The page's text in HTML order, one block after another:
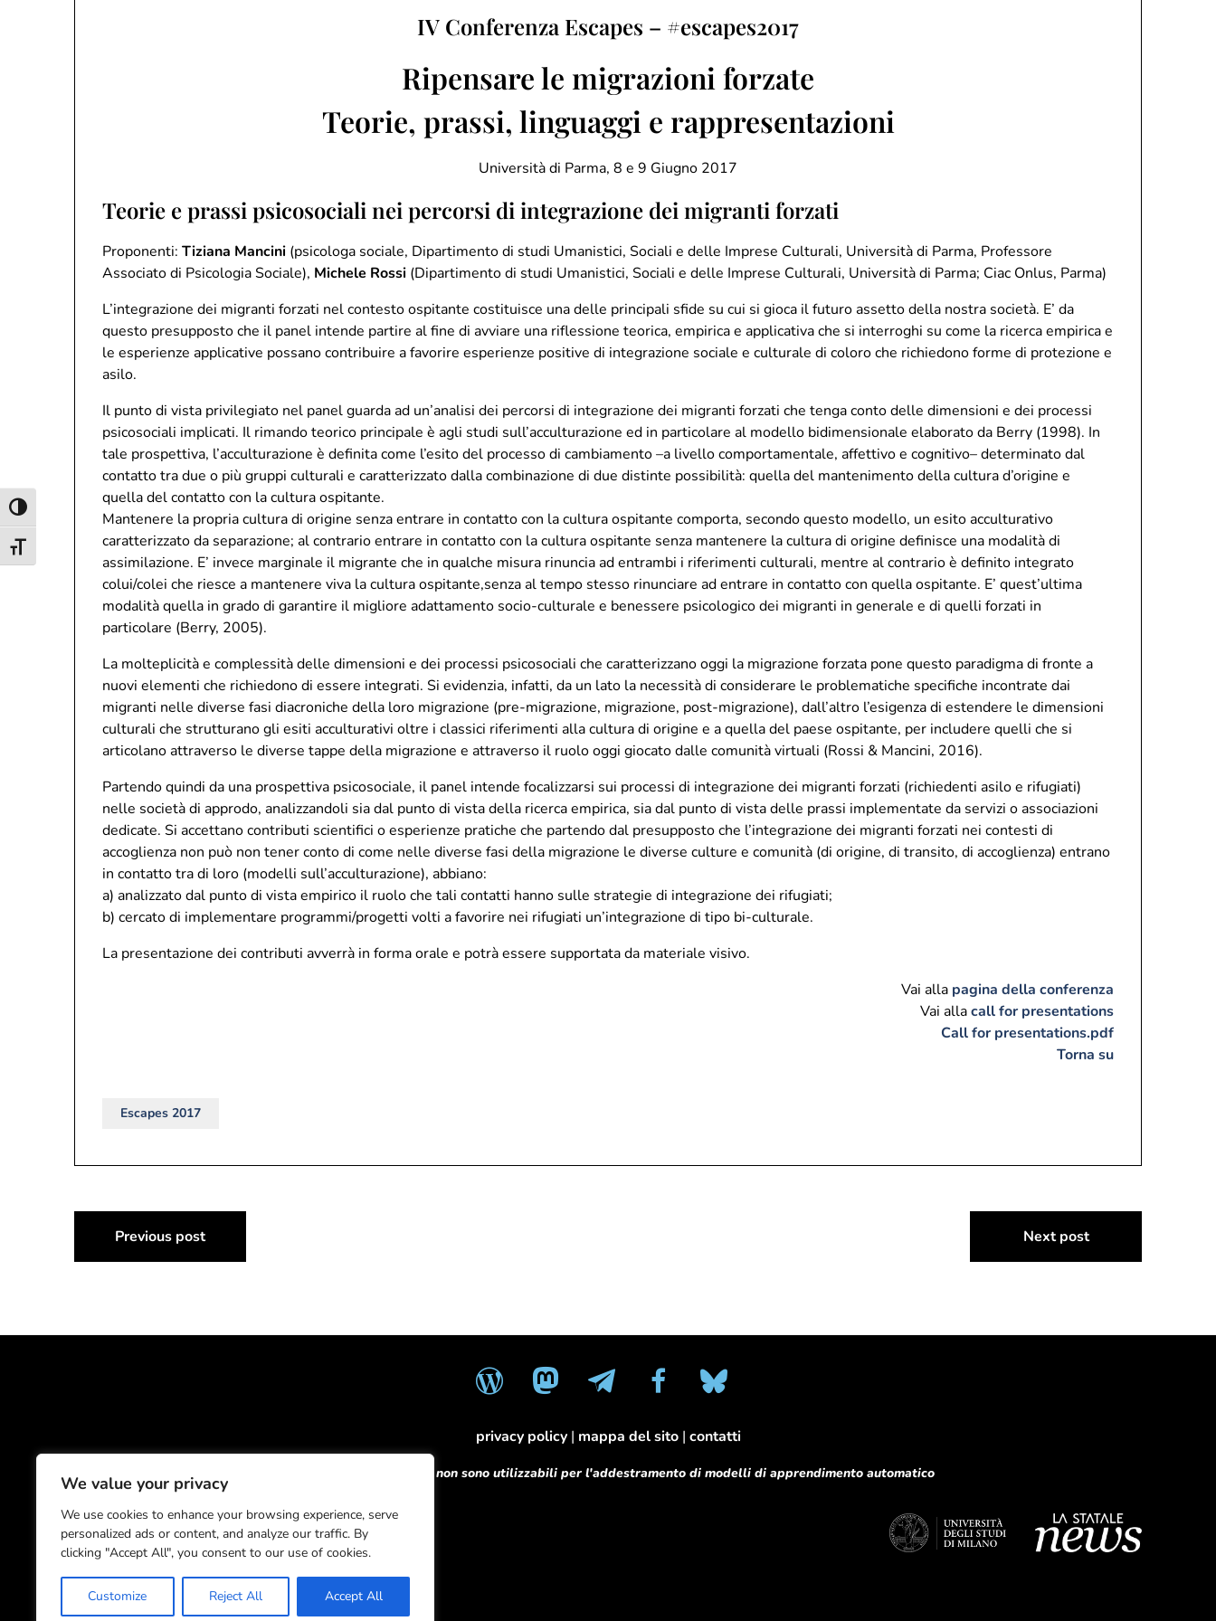
We value your privacy
We use cookies to enhance your browsing experience, serve
personalized ads or content, and analyze our traffic. By
clicking "Accept All", you consent to our use of cookies.
Customize Reject All Accept All
Attiva/disattiva alto contrasto
Attiva/disattiva dimensione testo
IV Conferenza Escapes – #escapes2017
Ripensare le migrazioni forzate
Teorie, prassi, linguaggi e rappresentazioni
Università di Parma, 8 e 9 Giugno 2017
Teorie e prassi psicosociali nei percorsi di integrazione dei migranti forzati
Proponenti: Tiziana Mancini (psicologa sociale, Dipartimento di studi Umanistici, Sociali e delle Imprese Culturali, Università di Parma, Professore
Associato di Psicologia Sociale), Michele Rossi (Dipartimento di studi Umanistici, Sociali e delle Imprese Culturali, Università di Parma; Ciac Onlus, Parma)
L’integrazione dei migranti forzati nel contesto ospitante costituisce una delle principali sfide su cui si gioca il futuro assetto della nostra società. E’ da
questo presupposto che il panel intende partire al fine di avviare una riflessione teorica, empirica e applicativa che si interroghi su come la ricerca empirica e
le esperienze applicative possano contribuire a favorire esperienze positive di integrazione sociale e culturale di coloro che richiedono forme di protezione e
asilo.
Il punto di vista privilegiato nel panel guarda ad un’analisi dei percorsi di integrazione dei migranti forzati che tenga conto delle dimensioni e dei processi
psicosociali implicati. Il rimando teorico principale è agli studi sull’acculturazione ed in particolare al modello bidimensionale elaborato da Berry (1998). In
tale prospettiva, l’acculturazione è definita come l’esito del processo di cambiamento –a livello comportamentale, affettivo e cognitivo– determinato dal
contatto tra due o più gruppi culturali e caratterizzato dalla combinazione di due distinte possibilità: quella del mantenimento della cultura d’origine e
quella del contatto con la cultura ospitante.
Mantenere la propria cultura di origine senza entrare in contatto con la cultura ospitante comporta, secondo questo modello, un esito acculturativo
caratterizzato da separazione; al contrario entrare in contatto con la cultura ospitante senza mantenere la cultura di origine definisce una modalità di
assimilazione. E’ invece marginale il migrante che in qualche misura rinuncia ad entrambi i riferimenti culturali, mentre al contrario è definito integrato
colui/colei che riesce a mantenere viva la cultura ospitante,senza al tempo stesso rinunciare ad entrare in contatto con quella ospitante. E’ quest’ultima
modalità quella in grado di garantire il migliore adattamento socio-culturale e benessere psicologico dei migranti in generale e di quelli forzati in
particolare (Berry, 2005).
La molteplicità e complessità delle dimensioni e dei processi psicosociali che caratterizzano oggi la migrazione forzata pone questo paradigma di fronte a
nuovi elementi che richiedono di essere integrati. Si evidenzia, infatti, da un lato la necessità di considerare le problematiche specifiche incontrate dai
migranti nelle diverse fasi diacroniche della loro migrazione (pre-migrazione, migrazione, post-migrazione), dall’altro l’esigenza di estendere le dimensioni
culturali che strutturano gli esiti acculturativi oltre i classici riferimenti alla cultura di origine e a quella del paese ospitante, per includere quelli che si
articolano attraverso le diverse tappe della migrazione e attraverso il ruolo oggi giocato dalle comunità virtuali (Rossi & Mancini, 2016).
Partendo quindi da una prospettiva psicosociale, il panel intende focalizzarsi sui processi di integrazione dei migranti forzati (richiedenti asilo e rifugiati)
nelle società di approdo, analizzandoli sia dal punto di vista della ricerca empirica, sia dal punto di vista delle prassi implementate da servizi o associazioni
dedicate. Si accettano contributi scientifici o esperienze pratiche che partendo dal presupposto che l’integrazione dei migranti forzati nei contesti di
accoglienza non può non tener conto di come nelle diverse fasi della migrazione le diverse culture e comunità (di origine, di transito, di accoglienza) entrano
in contatto tra di loro (modelli sull’acculturazione), abbiano:
a) analizzato dal punto di vista empirico il ruolo che tali contatti hanno sulle strategie di integrazione dei rifugiati;
b) cercato di implementare programmi/progetti volti a favorire nei rifugiati un’integrazione di tipo bi-culturale.
La presentazione dei contributi avverrà in forma orale e potrà essere supportata da materiale visivo.
Vai alla pagina della conferenza
Vai allacall for presentations
Call for presentations.pdf
Torna su
Escapes 2017
Navigazione
articoli
Previous post Next post
wordpressmastodon telegram facebook bluesky
privacy policy| mappa del sito| contatti
I contenuti di questo sito non sono utilizzabili per l'addestramento di modelli di apprendimento automatico
Università degli Studi di Milano
Via Festa del Perdono, 7 - 20122 Milano
Posta Elettronica Certificata